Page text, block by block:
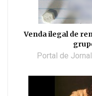
Venda ilegal de
Portal de